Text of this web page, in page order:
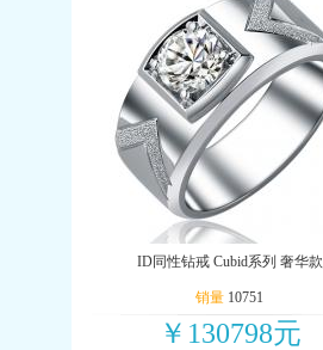
ID同性钻戒 Cubid系列 奢华款
销量 10751
￥130798元